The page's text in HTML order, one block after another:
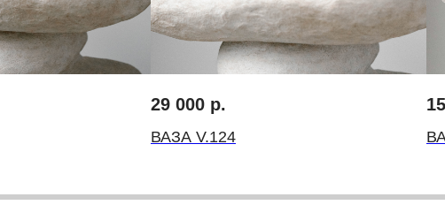
29 000 р.
ВАЗА V.124
Telegram
Политика конциденциальности
ИНН